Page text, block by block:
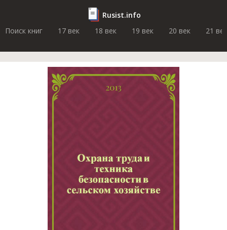
Rusist.info
Поиск книг
17 век 18 век 19 век 20 век 21 век